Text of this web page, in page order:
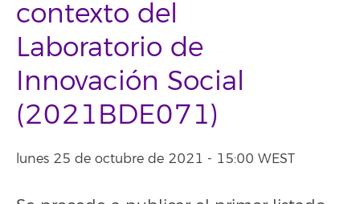
contexto del
Laboratorio de
Innovación Social
(2021BDE071)
lunes 25 de octubre de 2021 - 15:00 WEST